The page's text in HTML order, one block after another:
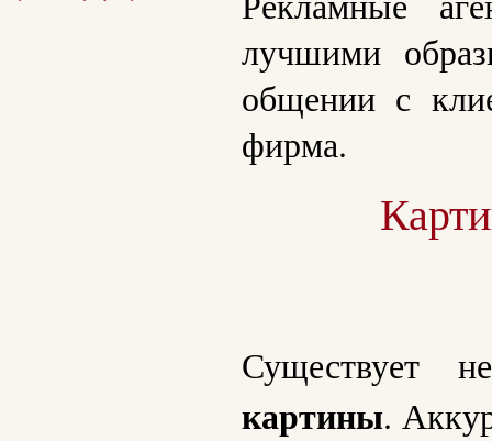
лучшими
общении с
фирма.
Существует
картины.